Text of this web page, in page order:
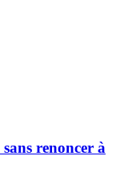
renoncer à